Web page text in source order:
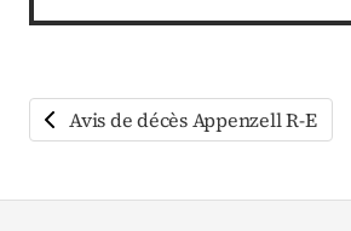
Avis de décès Appenzell R-E